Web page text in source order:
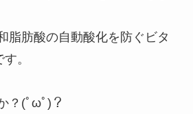
脂肪酸の自動酸化を防ぐビタ
。
？(ﾟωﾟ)？